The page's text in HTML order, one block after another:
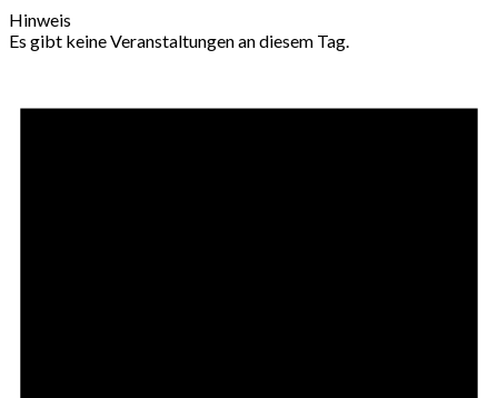
Hinweis
Es gibt keine Veranstaltungen an diesem Tag.